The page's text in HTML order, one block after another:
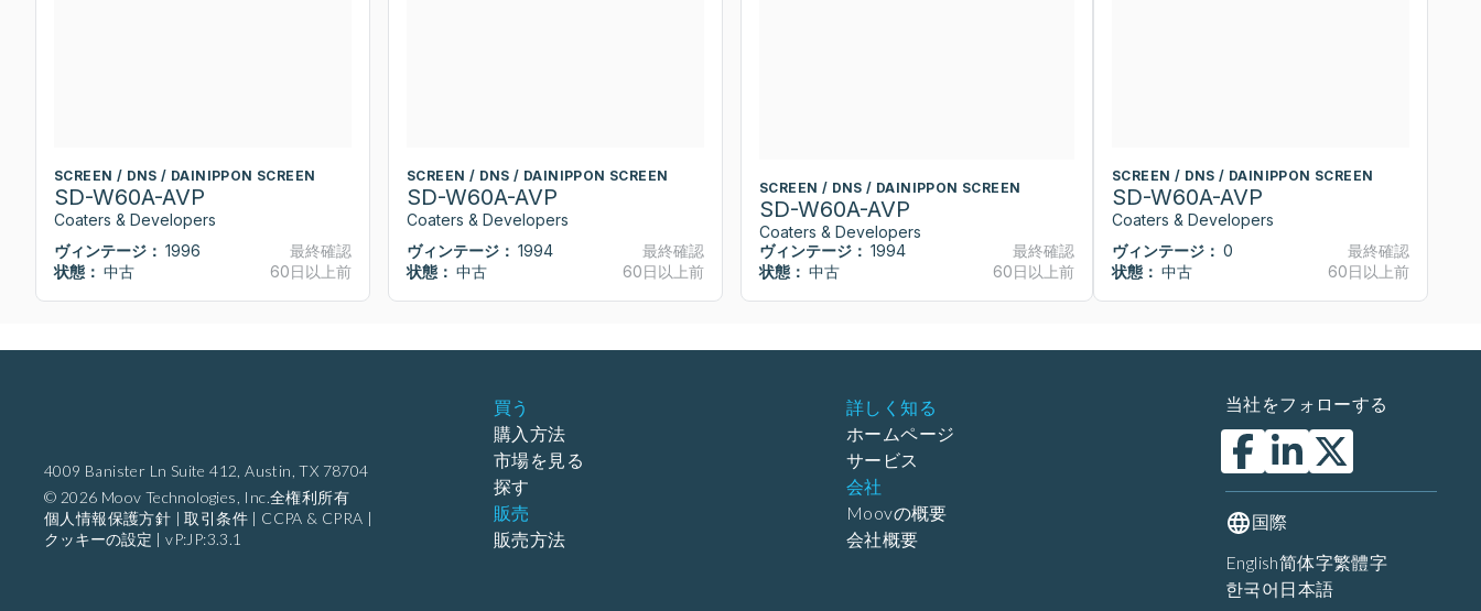
SCREEN / DNS / DAINIPPON SCREEN
SD-W60A-AVP
Coaters & Developers
ヴィンテージ： 1996
状態： 中古
最終確認
60日以上前
SCREEN / DNS / DAINIPPON SCREEN
SD-W60A-AVP
Coaters & Developers
ヴィンテージ： 1994
状態： 中古
最終確認
60日以上前
SCREEN / DNS / DAINIPPON SCREEN
SD-W60A-AVP
Coaters & Developers
ヴィンテージ： 1994
状態： 中古
最終確認
60日以上前
SCREEN / DNS / DAINIPPON SCREEN
SD-W60A-AVP
Coaters & Developers
ヴィンテージ： 0
状態： 中古
最終確認
60日以上前
4009 Banister Ln Suite 412, Austin, TX 78704
© 2026 Moov Technologies, Inc.全権利所有
個人情報保護方針 |取引条件 CCPA & CPRA
クッキーの設定 |vP:JP:3.3.1
買う
購入方法
市場を見る
探す
販売
販売方法
詳しく知る
ホームページ
サービス
会社
Moovの概要
会社概要
当社をフォローする
国際
English简体字繁體字
한국어 日本語